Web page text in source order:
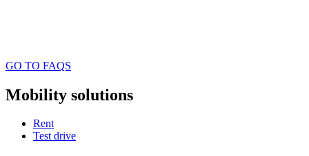
GO TO FAQS
Mobility solutions
Rent
Test drive